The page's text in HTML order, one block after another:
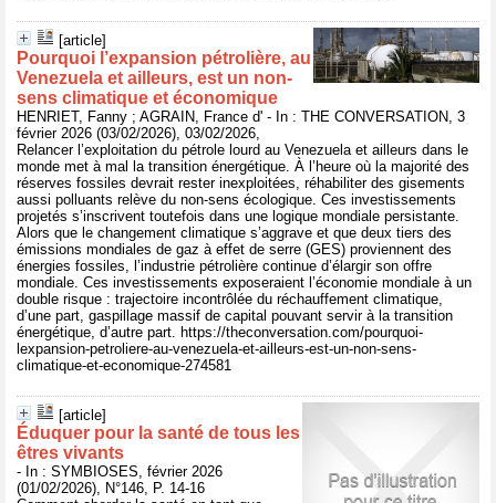
[article]
Pourquoi l’expansion pétrolière, au
Venezuela et ailleurs, est un non-
sens climatique et économique
HENRIET, Fanny ; AGRAIN, France d' - In : THE CONVERSATION, 3
février 2026 (03/02/2026), 03/02/2026,
Relancer l’exploitation du pétrole lourd au Venezuela et ailleurs dans le
monde met à mal la transition énergétique. À l’heure où la majorité des
réserves fossiles devrait rester inexploitées, réhabiliter des gisements
aussi polluants relève du non-sens écologique. Ces investissements
projetés s’inscrivent toutefois dans une logique mondiale persistante.
Alors que le changement climatique s’aggrave et que deux tiers des
émissions mondiales de gaz à effet de serre (GES) proviennent des
énergies fossiles, l’industrie pétrolière continue d’élargir son offre
mondiale. Ces investissements exposeraient l’économie mondiale à un
double risque : trajectoire incontrôlée du réchauffement climatique,
d’une part, gaspillage massif de capital pouvant servir à la transition
énergétique, d’autre part. https://theconversation.com/pourquoi-
lexpansion-petroliere-au-venezuela-et-ailleurs-est-un-non-sens-
climatique-et-economique-274581
[article]
Éduquer pour la santé de tous les
êtres vivants
- In : SYMBIOSES, février 2026
(01/02/2026), N°146, P. 14-16